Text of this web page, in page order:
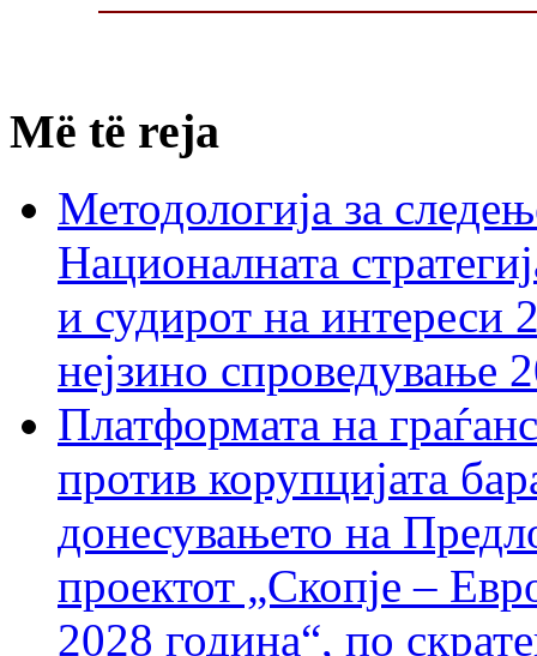
Më të reja
Методологија за
Националната
и судирот на интереси
нејзино спроведување
Платформата на
против корупцијата
донесувањето на
проектот „Скопје –
2028 година“, по